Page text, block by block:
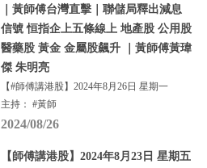
｜黃師傅台灣直擊｜聯儲局釋出減息
信號 恒指企上五條線上 地產股 公用股
醫藥股 黃金 金屬股飆升 ｜黃師傅黃瑋
傑 朱明亮
【#師傅講港股】2024年8月26日 星期一
主持： #黃師
2024/08/26
【師傅講港股】2024年8月23日 星期五